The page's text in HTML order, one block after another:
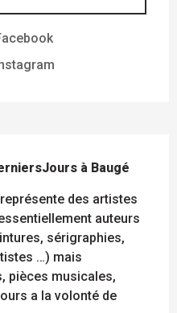
à Baugé
des artistes
auteurs
sérigraphies,
…) mais
pièces musicales,
a la volonté de